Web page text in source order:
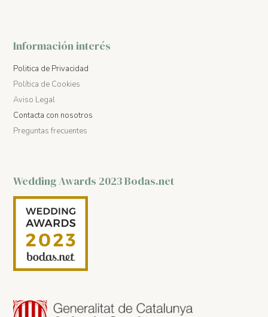
Información interés
Politica de Privacidad
Política de Cookies
Aviso Legal
Contacta con nosotros
Preguntas frecuentes
Wedding Awards 2023 Bodas.net